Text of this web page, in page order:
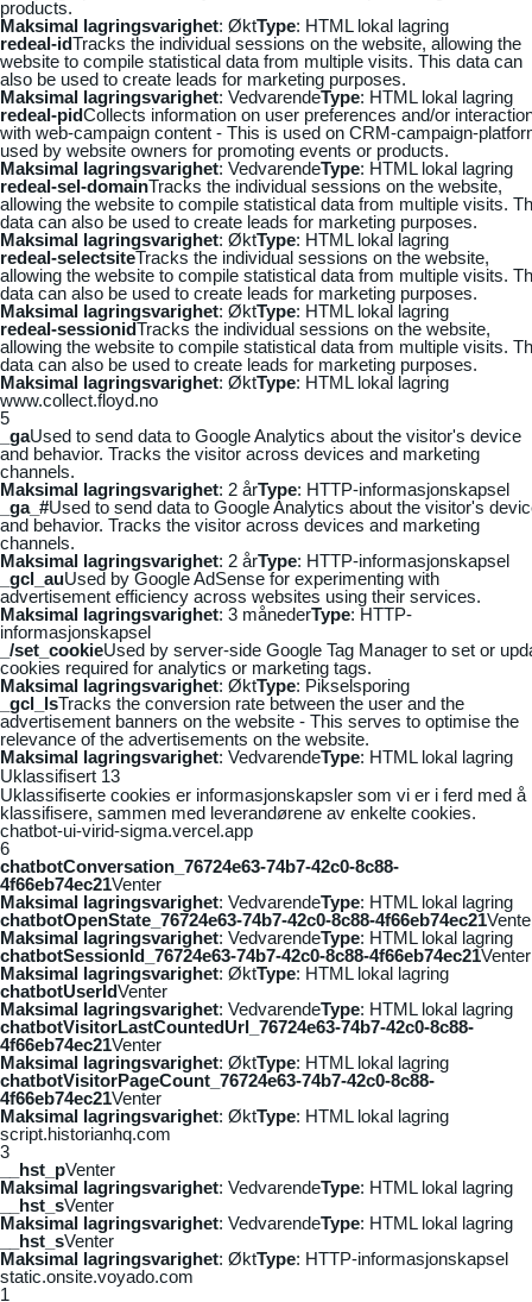
products.
Maksimal lagringsvarighet: ØktType: HTML lokal lagring
redeal-idTracks the individual sessions on the website, allowing the
website to compile statistical data from multiple visits. This data can
also be used to create leads for marketing purposes.
Maksimal lagringsvarighet: VedvarendeType: HTML lokal lagring
redeal-pidCollects information on user preferences and/or
with web-campaign content - This is used on CRM-campaign-
used by website owners for promoting events or products.
Maksimal lagringsvarighet: VedvarendeType: HTML lokal lagring
redeal-sel-domainTracks the individual sessions on the website,
allowing the website to compile statistical data from multiple visits.
data can also be used to create leads for marketing purposes.
Maksimal lagringsvarighet: ØktType: HTML lokal lagring
redeal-selectsiteTracks the individual sessions on the website,
allowing the website to compile statistical data from multiple visits.
data can also be used to create leads for marketing purposes.
Maksimal lagringsvarighet: ØktType: HTML lokal lagring
redeal-sessionidTracks the individual sessions on the website,
allowing the website to compile statistical data from multiple visits.
data can also be used to create leads for marketing purposes.
Maksimal lagringsvarighet: ØktType: HTML lokal lagring
www.collect.floyd.no
5
_gaUsed to send data to Google Analytics about the visitor's device
and behavior. Tracks the visitor across devices and marketing
channels.
Maksimal lagringsvarighet: 2 årType: HTTP-informasjonskapsel
_ga_#Used to send data to Google Analytics about the visitor's
and behavior. Tracks the visitor across devices and marketing
channels.
Maksimal lagringsvarighet: 2 årType: HTTP-informasjonskapsel
_gcl_auUsed by Google AdSense for experimenting with
advertisement efficiency across websites using their services.
Maksimal lagringsvarighet: 3 månederType: HTTP-
informasjonskapsel
_/set_cookieUsed by server-side Google Tag Manager to set or
cookies required for analytics or marketing tags.
Maksimal lagringsvarighet: ØktType: Pikselsporing
_gcl_lsTracks the conversion rate between the user and the
advertisement banners on the website - This serves to optimise the
relevance of the advertisements on the website.
Maksimal lagringsvarighet: VedvarendeType: HTML lokal lagring
Uklassifisert 13
Uklassifiserte cookies er informasjonskapsler som vi er i ferd med å
klassifisere, sammen med leverandørene av enkelte cookies.
chatbot-ui-virid-sigma.vercel.app
6
chatbotConversation_76724e63-74b7-42c0-8c88-
4f66eb74ec21Venter
Maksimal lagringsvarighet: VedvarendeType: HTML lokal lagring
chatbotOpenState_76724e63-74b7-42c0-8c88-4f66eb74ec21
Maksimal lagringsvarighet: VedvarendeType: HTML lokal lagring
chatbotSessionId_76724e63-74b7-42c0-8c88-4f66eb74ec21Venter
Maksimal lagringsvarighet: ØktType: HTML lokal lagring
chatbotUserIdVenter
Maksimal lagringsvarighet: VedvarendeType: HTML lokal lagring
chatbotVisitorLastCountedUrl_76724e63-74b7-42c0-8c88-
4f66eb74ec21Venter
Maksimal lagringsvarighet: ØktType: HTML lokal lagring
chatbotVisitorPageCount_76724e63-74b7-42c0-8c88-
4f66eb74ec21Venter
Maksimal lagringsvarighet: ØktType: HTML lokal lagring
script.historianhq.com
3
__hst_pVenter
Maksimal lagringsvarighet: VedvarendeType: HTML lokal lagring
__hst_sVenter
Maksimal lagringsvarighet: VedvarendeType: HTML lokal lagring
__hst_sVenter
Maksimal lagringsvarighet: ØktType: HTTP-informasjonskapsel
static.onsite.voyado.com
1